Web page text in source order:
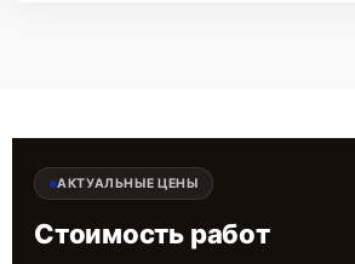
АКТУАЛЬНЫЕ ЦЕНЫ
Стоимость работ